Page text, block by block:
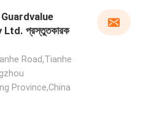
প্রস্তুতকারক
Road,Tianhe
Province,China